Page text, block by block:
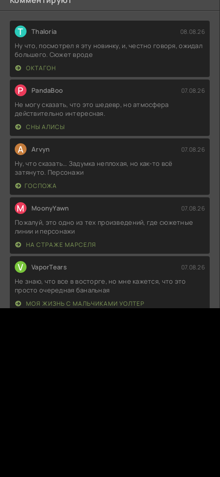
T Thaloria 08.08.26
Ну что, посмотрел я эту новинку, и, честно говоря, ожидал
большего. Сюжет вроде
ОКТАГОН
P PandaBoo 07.08.26
Не могу сказать, что это шедевр, но атмосфера
действительно интересная.
СНЫ АЛИСЫ
A Arvyn 07.08.26
Ну, что сказать… Задумка неплохая, но как-то всё
затянуто. Персонажи
ГОСПОЖА
M MoonyYawn 07.08.26
Пожалуй, это одно из тех произведений, где сюжетные
линии и персонажи
НА СТРАЖЕ МАРСЕЛЯ
V VaporTears 07.08.26
Не знаю, что все в восторге, но мне кажется, что это
просто очередная банальная
МОЯ ЖИЗНЬ С МАЛЬЧИКАМИ УОЛТЕР